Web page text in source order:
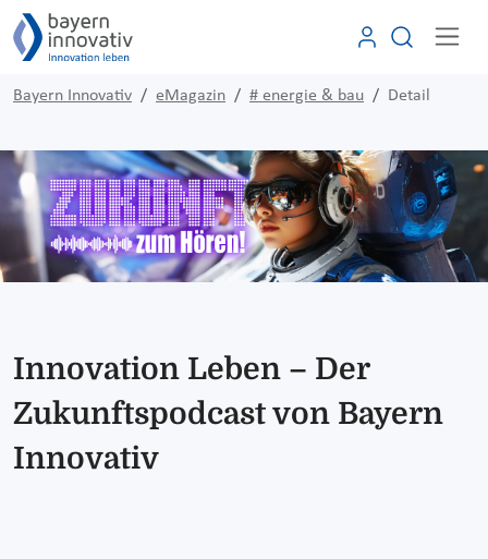
Bayern Innovativ eMagazin # energie & bau Detail
Innovation Leben – Der
Zukunftspodcast von Bayern
Innovativ